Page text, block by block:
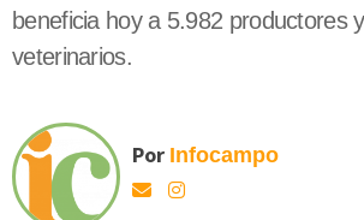
beneficia hoy a 5.982 productores
veterinarios.
Por Infocampo